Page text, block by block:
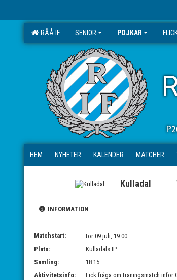
RÅÅ IF SENIOR POJKAR
HEM NYHETER KALENDER MATCHER
Kulladal
INFORMATION
Matchstart:
tor 09 juli, 19:00
Plats:
Kulladals IP
Samling:
18:15
Aktivitetsinfo:
Fick fråga om träningsmatch inför